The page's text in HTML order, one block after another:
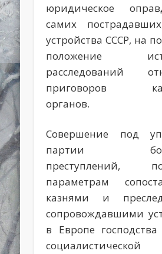
юридическое
самих
устройства СССР, на
положение
расследований
приговоров
органов.
Совершение под
партии
преступлений,
параметрам
казнями и
сопровождавшими
в Европе